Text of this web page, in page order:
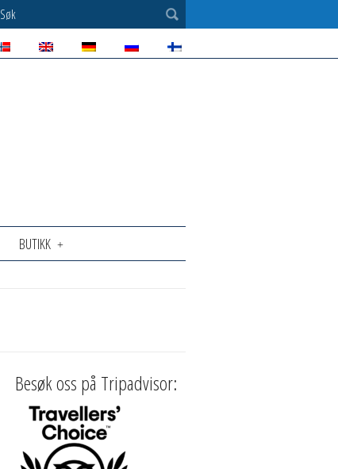
BUTIKK
Søk
Besøk oss på Tripadvisor: